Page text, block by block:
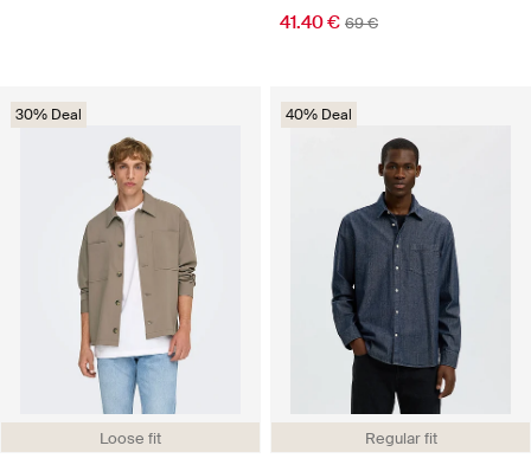
41.40 € 69 €
Loose fit
30% Deal
Regular fit
40% Deal